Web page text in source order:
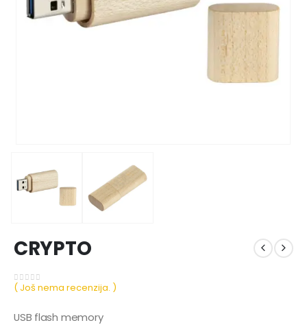
CRYPTO
0 out of 5
( Još nema recenzija. )
USB flash memory